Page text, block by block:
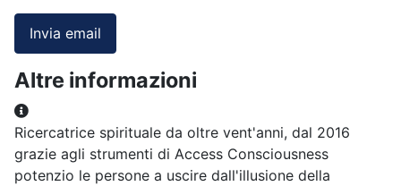
Invia email
Altre informazioni
Altre informazioni
Ricercatrice spirituale da oltre vent'anni, dal 2016
grazie agli strumenti di Access Consciousness
potenzio le persone a uscire dall'illusione della